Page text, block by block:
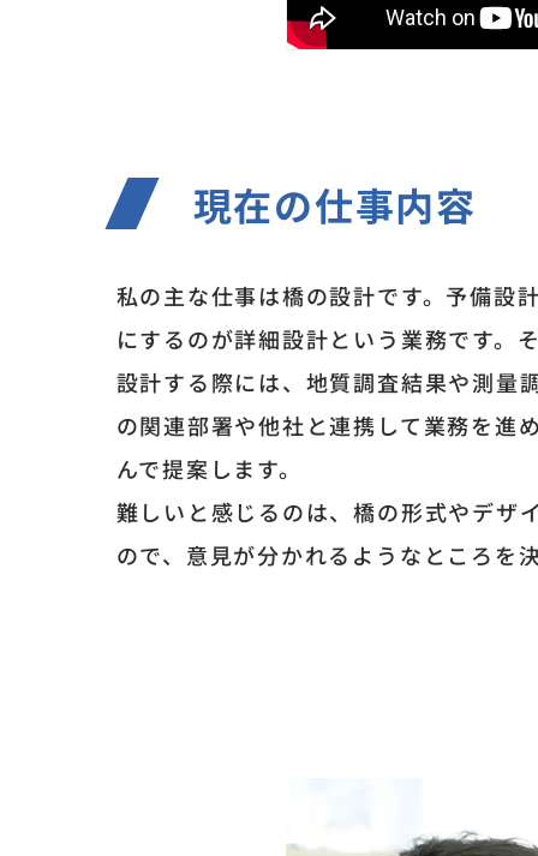
現在の仕事内容
私の主な仕事は橋の設計です。予備設
にするのが詳細設計という業務です。
設計する際には、地質調査結果や測量
の関連部署や他社と連携して業務を進
んで提案します。
難しいと感じるのは、橋の形式やデザ
ので、意見が分かれるようなところを